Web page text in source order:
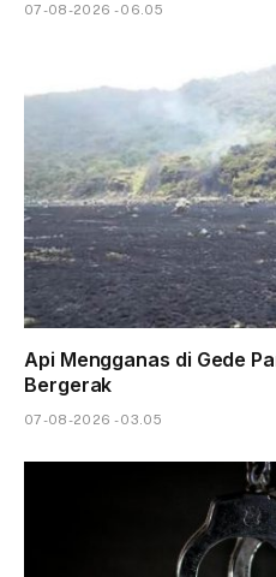
07-08-2026 - 06.05
Api Mengganas di Gede
Bergerak
07-08-2026 - 03.05